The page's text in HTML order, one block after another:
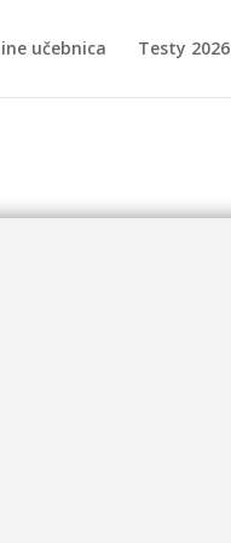
učebnica Testy 2026